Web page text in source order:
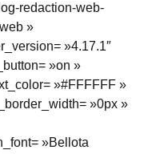
redaction-web-
»
»4.17.1″
»on »
»#FFFFFF »
»0px »
»Bellota